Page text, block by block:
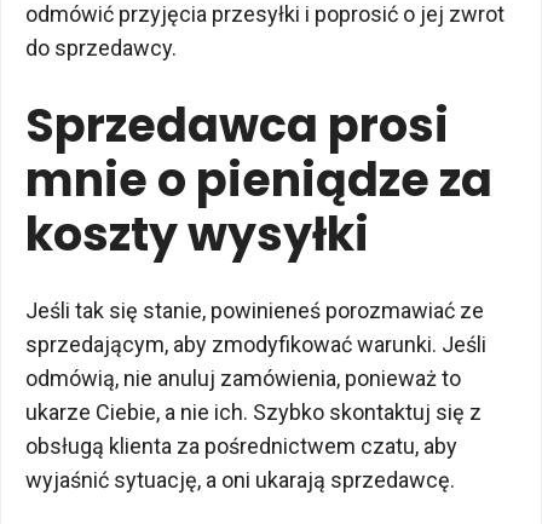
odmówić przyjęcia przesyłki i poprosić o jej zwrot
do sprzedawcy.
Sprzedawca prosi
mnie o pieniądze za
koszty wysyłki
Jeśli tak się stanie, powinieneś porozmawiać ze
sprzedającym, aby zmodyfikować warunki. Jeśli
odmówią, nie anuluj zamówienia, ponieważ to
ukarze Ciebie, a nie ich. Szybko skontaktuj się z
obsługą klienta za pośrednictwem czatu, aby
wyjaśnić sytuację, a oni ukarają sprzedawcę.